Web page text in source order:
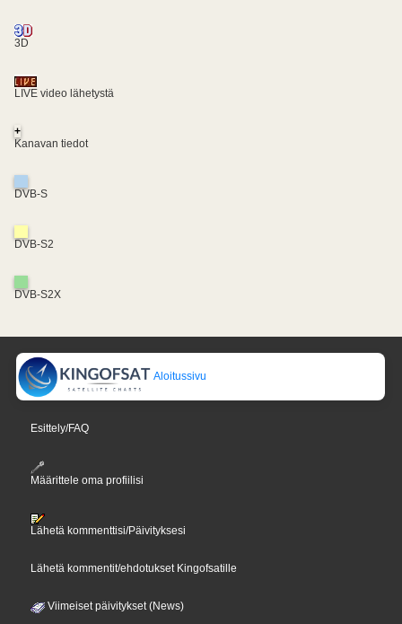
3D
LIVE video lähetystä
+
Kanavan tiedot
DVB-S
DVB-S2
DVB-S2X
Aloitussivu
Esittely/FAQ
Määrittele oma profiilisi
Lähetä kommenttisi/Päivityksesi
Lähetä kommentit/ehdotukset Kingofsatille
Viimeiset päivitykset (News)